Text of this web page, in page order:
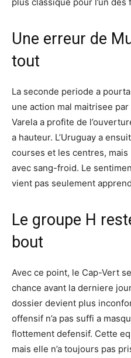
plus classique pour l’un
Une erreur de
tout
La seconde periode a
une action mal maitrisee
Varela a profite de
a hauteur. L’Uruguay a
courses et les centres,
avec sang-froid. Le
vient pas seulement
Le groupe H
bout
Avec ce point, le Cap-Vert
chance avant la derniere
dossier devient plus
offensif n’a pas suffi a
flottement defensif. Cette
mais elle n’a toujours pas